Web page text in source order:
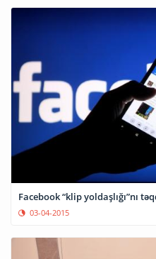
Facebook “klip yoldaşlığı”nı
03-04-2015